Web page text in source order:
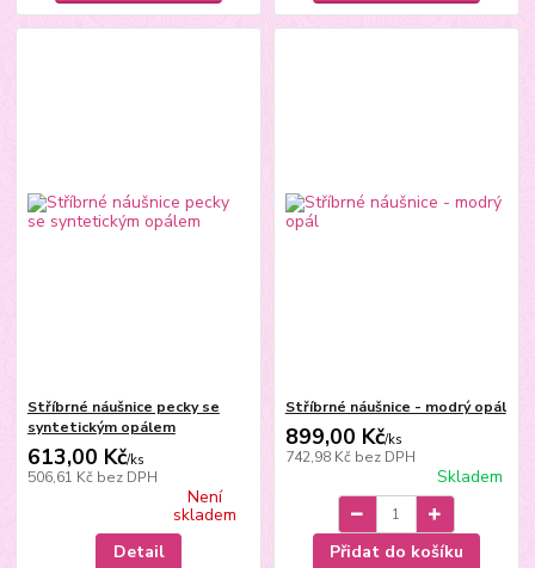
Stříbrné náušnice pecky se
syntetickým opálem
613,00 Kč/ks
506,61 Kč bez DPH
Není
skladem
Detail
Stříbrné náušnice - modrý opál
899,00 Kč/ks
742,98 Kč bez DPH
Skladem
Přidat do košíku